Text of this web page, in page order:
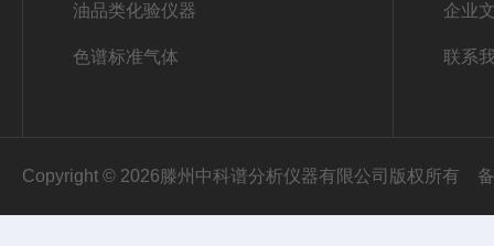
油品类化验仪器
色谱标准气体
企业
联系
Copyright © 2026滕州中科谱分析仪器有限公司版权所有